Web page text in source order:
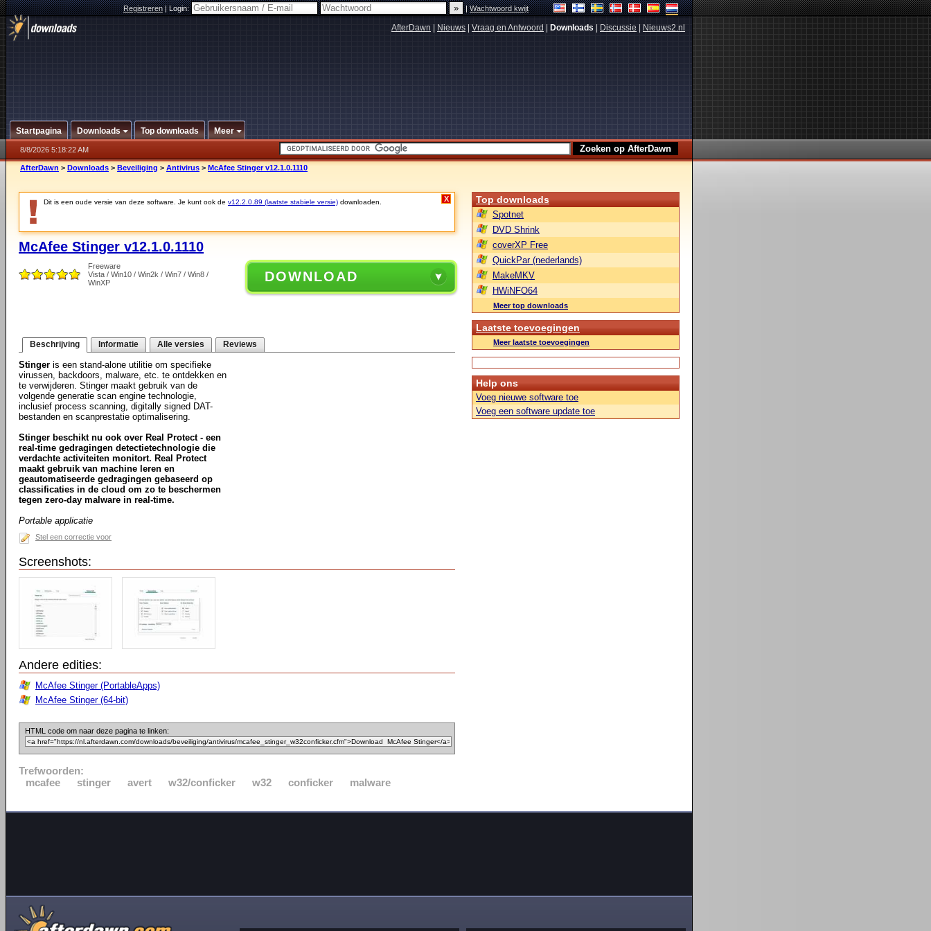
Registreren|Login: |Wachtwoord kwijt
AfterDawn Nieuws Vraag en Antwoord Downloads Discussie Nieuws2.nl
Startpagina Downloads Top downloads Meer
8/8/2026 5:18:22 AM
AfterDawn > Downloads > Beveiliging > Antivirus > McAfee Stinger v12.1.0.1110
Dit is een oude versie van deze software. Je kunt ook de v12.2.0.89 (laatste stabiele versie) downloaden. X
McAfee Stinger v12.1.0.1110
Freeware
Vista / Win10 / Win2k / Win7 / Win8 /
WinXP
DOWNLOAD
Beschrijving Informatie Alle versies Reviews
Stinger is een stand-alone utilitie om specifieke
virussen, backdoors, malware, etc. te ontdekken en
te verwijderen. Stinger maakt gebruik van de
volgende generatie scan engine technologie,
inclusief process scanning, digitally signed DAT-
bestanden en scanprestatie optimalisering.
Stinger beschikt nu ook over Real Protect - een
real-time gedragingen detectietechnologie die
verdachte activiteiten monitort. Real Protect
maakt gebruik van machine leren en
geautomatiseerde gedragingen gebaseerd op
classificaties in de cloud om zo te beschermen
tegen zero-day malware in real-time.
Portable applicatie
Stel een correctie voor
Screenshots:
Andere edities:
McAfee Stinger (PortableApps)
McAfee Stinger (64-bit)
HTML code om naar deze pagina te linken:
Trefwoorden:
mcafee
stinger avert w32/conficker w32 conficker malware
Top downloads
Spotnet
DVD Shrink
coverXP Free
QuickPar (nederlands)
MakeMKV
HWiNFO64
Meer top downloads
Laatste toevoegingen
Meer laatste toevoegingen
Help ons
Voeg nieuwe software toe
Voeg een software update toe